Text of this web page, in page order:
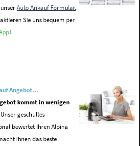
unserAuto Ankauf Formular,
Sie uns bequem per
!
Angebot...
kommt in wenigen
Unser geschultes
bewertet Ihren Alpina
ihnen das beste